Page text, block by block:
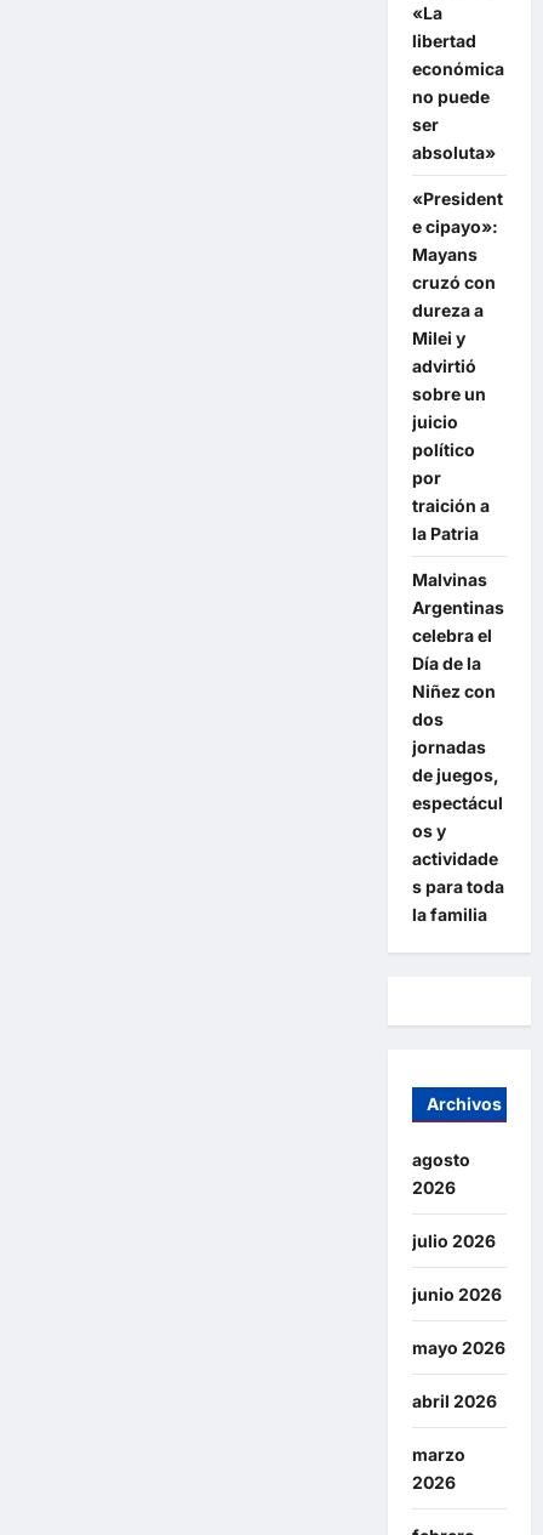
«La
libertad
económica
no puede
ser
absoluta»
«President
e cipayo»:
Mayans
cruzó con
dureza a
Milei y
advirtió
sobre un
juicio
político
por
traición a
la Patria
Malvinas
Argentinas
celebra el
Día de la
Niñez con
dos
jornadas
de juegos,
espectácul
os y
actividade
s para toda
la familia
Archivos
agosto
2026
julio 2026
junio 2026
mayo 2026
abril 2026
marzo
2026